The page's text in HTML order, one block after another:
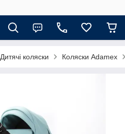
Дитячі коляски Коляски Adamex